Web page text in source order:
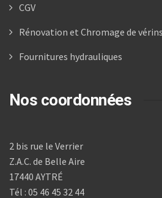
CGV
Rénovation et Chromage de vérins
Fournitures hydrauliques
Nos coordonnées
2 bis rue le Verrier
Z.A.C. de Belle Aire
17440 AYTRÉ
Tél : 05 46 45 32 44